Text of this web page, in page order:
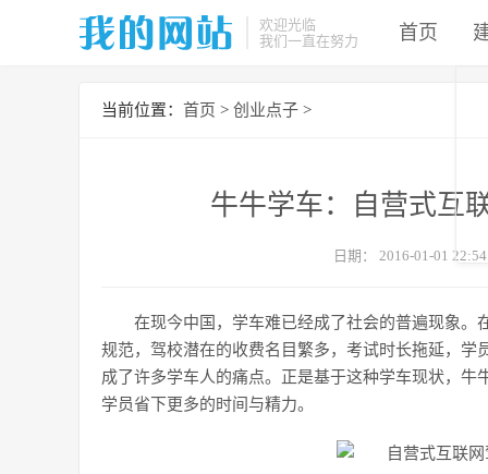
欢迎光临
我们一直在努力
首页
当前位置： 首页 > 创业点子 >
牛牛学车：自营式互
日期： 2016-01-01
在现今中国，学车难已经成了社会的普遍现象
规范，驾校潜在的收费名目繁多，考试时长拖延，
成了许多学车人的痛点。正是基于这种学车现状，
学员省下更多的时间与精力。